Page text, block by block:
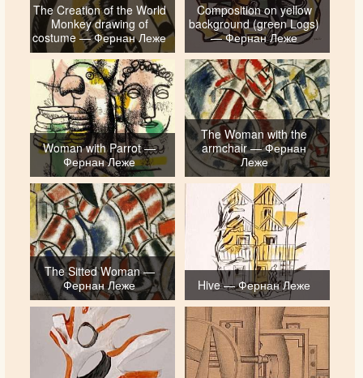
The Creation of the World
Monkey drawing of
costume — Фернан Леже
Composition on yellow
background (green Logs)
— Фернан Леже
Woman with Parrot —
Фернан Леже
The Woman with the
armchair — Фернан
Леже
The Sitted Woman —
Фернан Леже
Hive — Фернан Леже